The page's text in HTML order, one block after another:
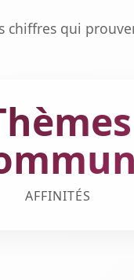
chiffres qui
AFFINITÉS